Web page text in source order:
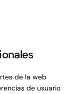
de la web
de usuario